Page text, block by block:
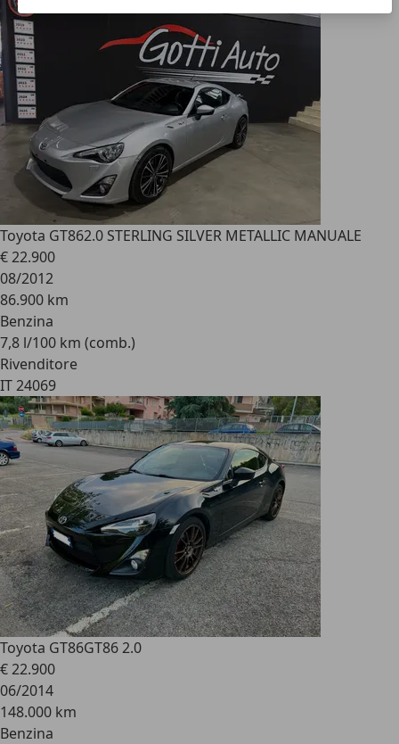
Toyota GT862.0 STERLING SILVER METALLIC MANUALE
€ 22.900
08/2012
86.900 km
Benzina
7,8 l/100 km (comb.)
Rivenditore
IT 24069
Toyota GT86GT86 2.0
€ 22.900
06/2014
148.000 km
Benzina